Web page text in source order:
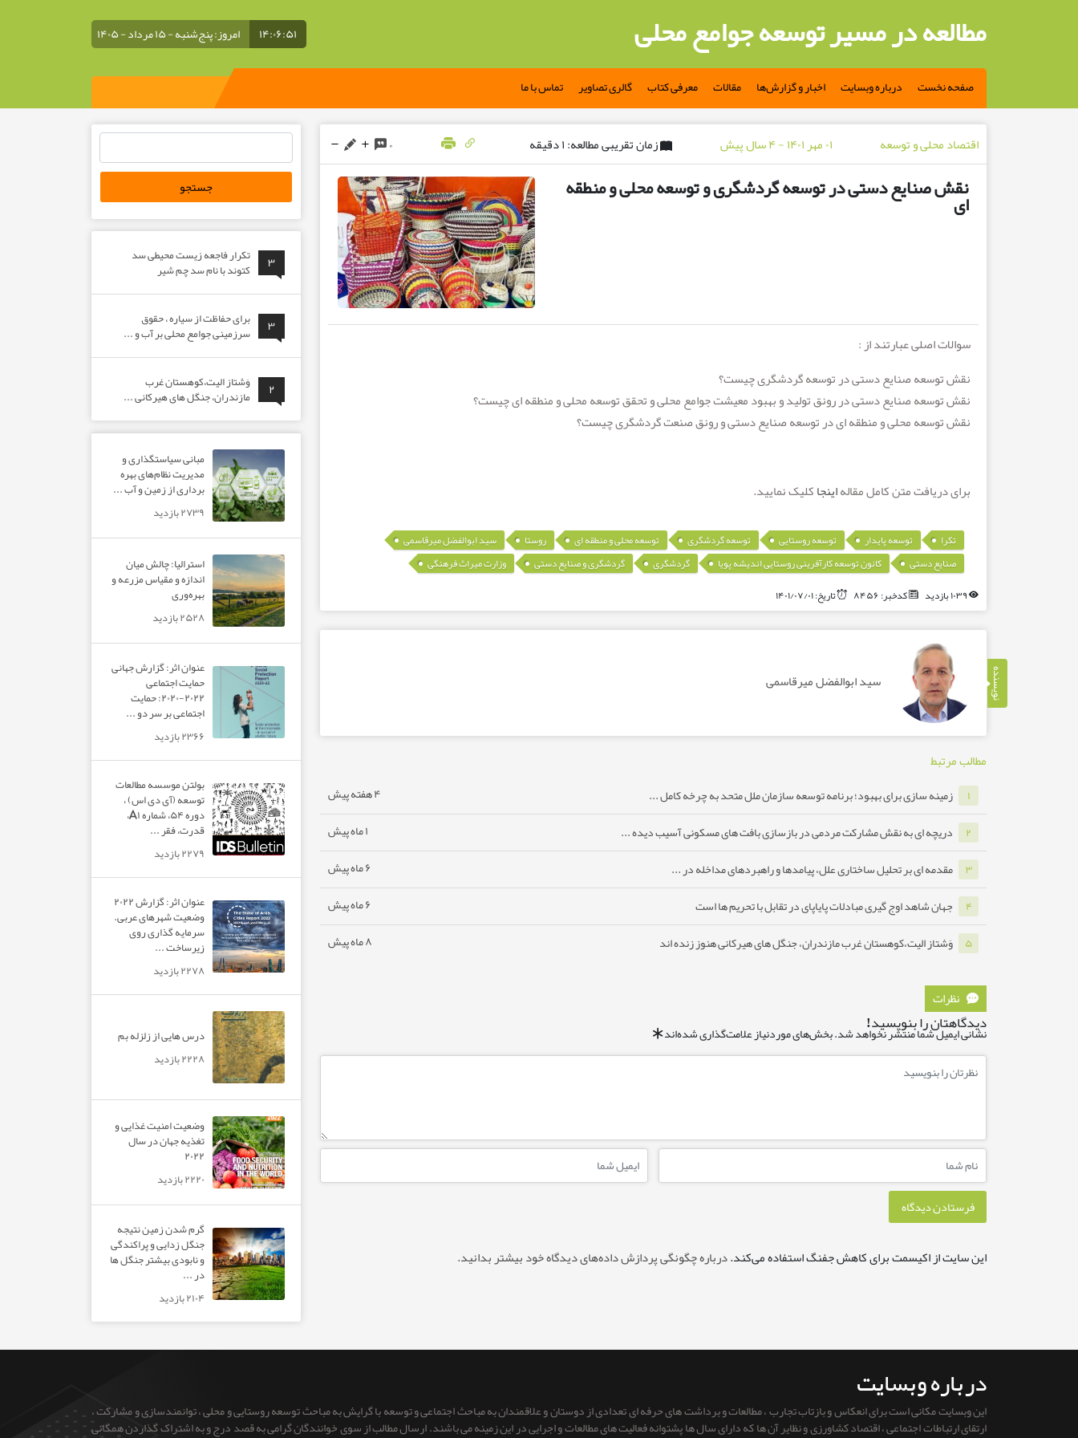
مطالعه در مسیر توسعه جوامع محلی ۱۴:۰۶:۵۲ امروز: پنج‌شنبه - ۱۵ مرداد - ۱۴۰۵
صفحه نخست درباره وبسایت اخبار و گزارش‌ها مقالات معرفی کتاب گالری تصاویر تماس با ما
اقتصاد محلی و توسعه ۰۱ مهر ۱۴۰۱ - ۴ سال پیش زمان تقریبی مطالعه: ۱ دقیقه ۰
نقش صنایع دستی در توسعه گردشگری و توسعه محلی و منطقه
ای
سوالات اصلی عبارتند از :
نقش توسعه صنایع دستی در توسعه گردشگری چیست؟
نقش توسعه صنایع دستی در رونق تولید و بهبود معیشت جوامع محلی و تحقق توسعه محلی و منطقه ای چیست؟
نقش توسعه محلی و منطقه ای در توسعه صنایع دستی و رونق صنعت گردشگری چیست؟
برای دریافت متن کامل مقاله اینجا کلیک نمایید.
تکرا توسعه پایدار توسعه روستایی توسعه گردشگری توسعه محلی و منطقه ای روستا سید ابوالفضل میرقاسمی
صنایع دستی کانون توسعه کارآفرینی روستایی اندیشه پویا گردشگری گردشگری و صنایع دستی وزارت میراث فرهنگی
کدخبر: ۸۴۵۶ تاریخ: ۱۴۰۱/۰۷/۰۱
نویسنده سید ابوالفضل میرقاسمی
مطالب مرتبط
۱ زمینه سازی برای بهبود؛ برنامه توسعه سازمان ملل متحد به چرخه کامل ... ۴ هفته پیش
۲ دریچه ای به نقش مشارکت مردمی در بازسازی بافت های مسکونی آسیب دیده ... ۱ ماه پیش
۳ مقدمه ای بر تحلیل ساختاری علل، پیامدها و راهبردهای مداخله در ... ۶ ماه پیش
۴ جهان شاهد اوج گیری مبادلات پایاپای در تقابل با تحریم ها است ۶ ماه پیش
۵ وَشتاز الیت،کوهستان غرب مازندران، جنگل های هیرکانی هنوز زنده اند ۸ ماه پیش
نظرات
دیدگاهتان را بنویسید!
نشانی ایمیل شما منتشر نخواهد شد. بخش‌های موردنیاز علامت‌گذاری شده‌اند*
این سایت از اکیسمت برای کاهش جفنگ استفاده می‌کند. درباره چگونگی پردازش داده‌های دیدگاه خود بیشتر بدانید.
۳
تکرار فاجعه زیست محیطی سد
کتوند با نام سد چم شیر
۳
برای حفاظت از سیاره ، حقوق
سرزمینی جوامع محلی بر آب و ...
۲
وَشتاز الیت،کوهستان غرب
مازندران، جنگل های هیرکانی ...
مبانی سیاستگذاری و
مدیریت نظام‌های بهره‌
برداری از زمین و آب ...
۲۷۳۹ بازدید
استرالیا: چالش میان
اندازه و مقیاس مزرعه و
بهره‌وری
۲۵۲۸ بازدید
عنوان اثر: گزارش جهانی
حمایت اجتماعی
۲۰۲۲-۲۰۲۰: حمایت
اجتماعی بر سر دو ...
۲۳۶۶ بازدید
بولتن موسسه مطالعات
توسعه (آی دی اس) ،
دوره ۵۴، شماره A۱،
قدرت، فقر ...
۲۲۷۹ بازدید
عنوان اثر: گزارش ۲۰۲۲
وضعیت شهرهای عربی.
سرمایه گذاری روی
زیرساخت ...
۲۲۷۸ بازدید
درس هایی از زلزله بم
۲۲۲۸ بازدید
وضعیت امنیت غذایی و
تغذیه جهان در سال
۲۰۲۲
۲۲۲۰ بازدید
گرم شدن زمین نتیجه
جنگل زدایی و پراکندگی
و نابودی بیشتر جنگل ها
در ...
۲۱۰۴ بازدید
درباره وبسایت
این وبسایت مکانی است برای انعکاس و بازتاب تجارب ، مطالعات و برداشت های حرفه ای تعدادی از دوستان و علاقمندان به مباحث اجتماعی و توسعه با گرایش به مباحث توسعه روستایی و محلی ، توانمندسازی و مشارکت ،
ارتقای ارتباطات اجتماعی ، اقتصاد کشاورزی و نظایر آن ها که دارای سال ها پشتوانه فعالیت های مطالعات و اجرایی در این زمینه می باشند. ارسال مطالب از سوی خوانندگان گرامی به قصد درج و به اشتراک گذاردن همگانی